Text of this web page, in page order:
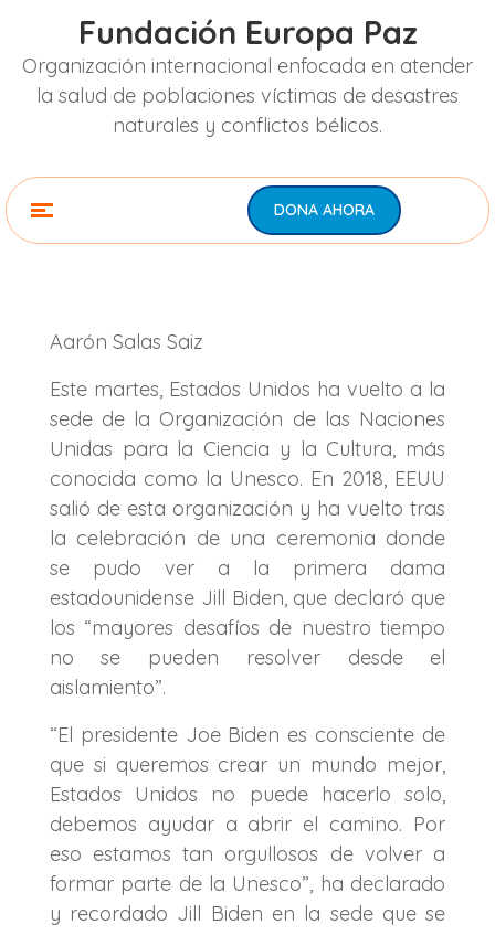
Fundación Europa Paz
Organización internacional enfocada en atender
la salud de poblaciones víctimas de desastres
naturales y conflictos bélicos.
DONA AHORA
Aarón Salas Saiz
Este martes, Estados Unidos ha vuelto a la
sede de la Organización de las Naciones
Unidas para la Ciencia y la Cultura, más
conocida como la Unesco. En 2018, EEUU
salió de esta organización y ha vuelto tras
la celebración de una ceremonia donde
se pudo ver a la primera dama
estadounidense Jill Biden, que declaró que
los “mayores desafíos de nuestro tiempo
no se pueden resolver desde el
aislamiento”.
“El presidente Joe Biden es consciente de
que si queremos crear un mundo mejor,
Estados Unidos no puede hacerlo solo,
debemos ayudar a abrir el camino. Por
eso estamos tan orgullosos de volver a
formar parte de la Unesco”, ha declarado
y recordado Jill Biden en la sede que se